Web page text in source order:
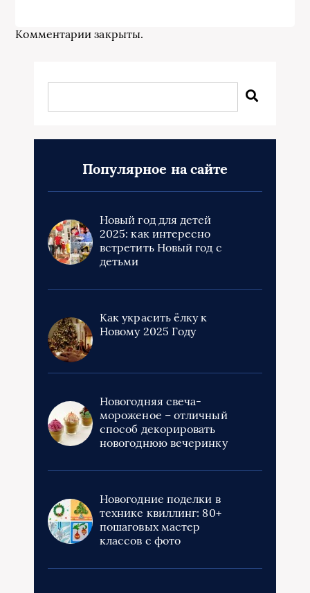
Комментарии закрыты.
Популярное на сайте
Новый год для детей
2025: как интересно
встретить Новый год с
детьми
Как украсить ёлку к
Новому 2025 Году
Новогодняя свеча-
мороженое – отличный
способ декорировать
новогоднюю вечеринку
Новогодние поделки в
технике квиллинг: 80+
пошаговых мастер
классов с фото